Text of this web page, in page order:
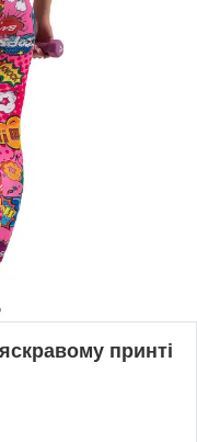
принті